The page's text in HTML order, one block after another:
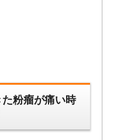
粉瘤が痛い時